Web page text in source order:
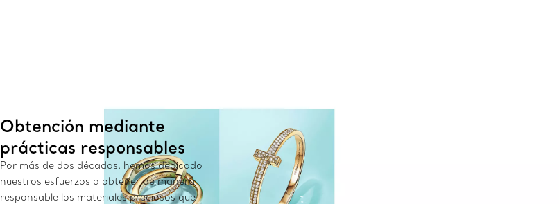
Obtención mediante
prácticas responsables
Por más de dos décadas, hemos dedicado
nuestros esfuerzos a obtener de manera
responsable los materiales preciosos que